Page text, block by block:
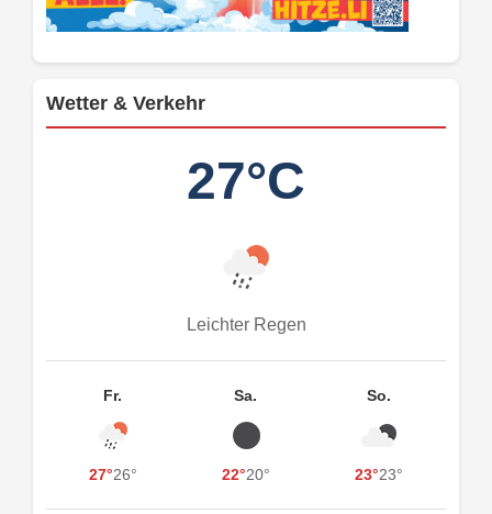
Wetter & Verkehr
27°C
Leichter Regen
Fr.
27°26°
Sa.
22°20°
So.
23°23°